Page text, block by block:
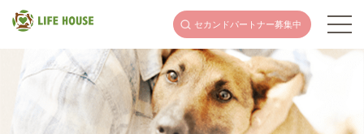
セカンドパートナー募集中